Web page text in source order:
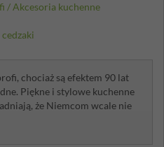
/Akcesoria kuchenne
chociaż są efektem 90 lat
Piękne i stylowe kuchenne
że Niemcom wcale nie